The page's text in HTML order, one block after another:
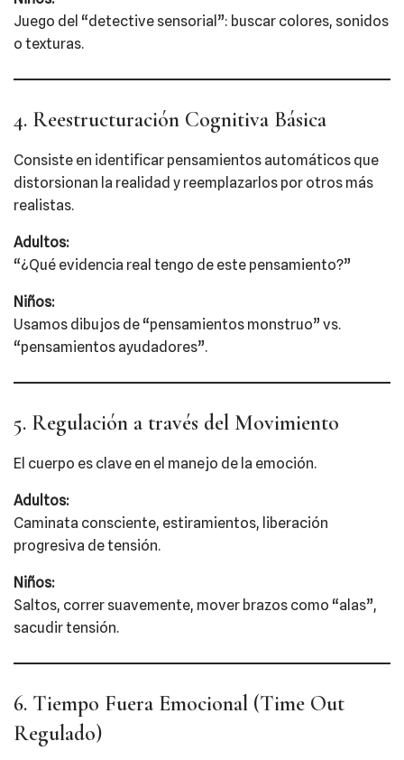
Juego del “detective sensorial”: buscar colores, sonidos
o texturas.
4. Reestructuración Cognitiva Básica
Consiste en identificar pensamientos automáticos que
distorsionan la realidad y reemplazarlos por otros más
realistas.
Adultos:
“¿Qué evidencia real tengo de este pensamiento?”
Niños:
Usamos dibujos de “pensamientos monstruo” vs.
“pensamientos ayudadores”.
5. Regulación a través del Movimiento
El cuerpo es clave en el manejo de la emoción.
Adultos:
Caminata consciente, estiramientos, liberación
progresiva de tensión.
Niños:
Saltos, correr suavemente, mover brazos como “alas”,
sacudir tensión.
6. Tiempo Fuera Emocional (Time Out
Regulado)